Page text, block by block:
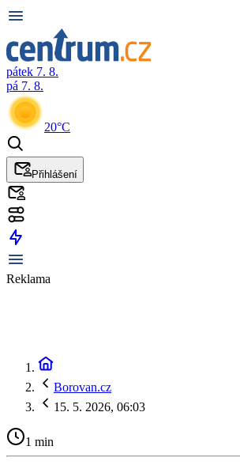
pátek 7. 8.
pá 7. 8.
20°C
Přihlášení
Reklama
Borovan.cz
15. 5. 2026, 06:03
1 min